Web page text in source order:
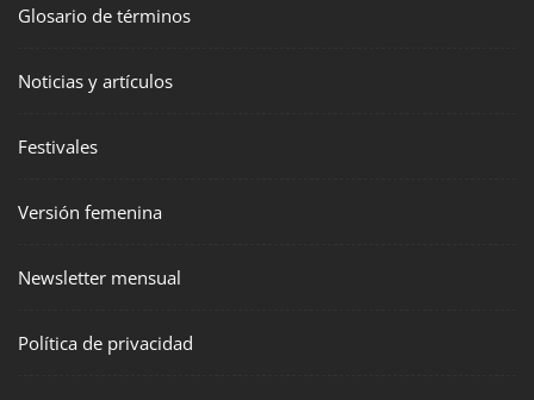
Glosario de términos
Noticias y artículos
Festivales
Versión femenina
Newsletter mensual
Política de privacidad